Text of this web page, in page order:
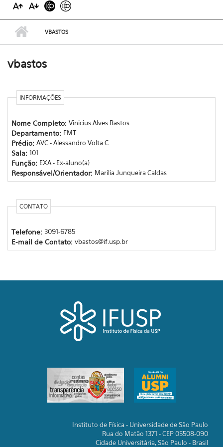
VBASTOS
vbastos
INFORMAÇÕES
Nome Completo: Vinicius Alves Bastos
Departamento: FMT
Prédio: AVC - Alessandro Volta C
Sala: 101
Função: EXA - Ex-aluno(a)
Responsável/Orientador: Marilia Junqueira Caldas
CONTATO
Telefone: 3091-6785
E-mail de Contato: vbastos@if.usp.br
Instituto de Física - Universidade de São Paulo
Rua do Matão 1371 - CEP 05508-090
Cidade Universitária, São Paulo - Brasil